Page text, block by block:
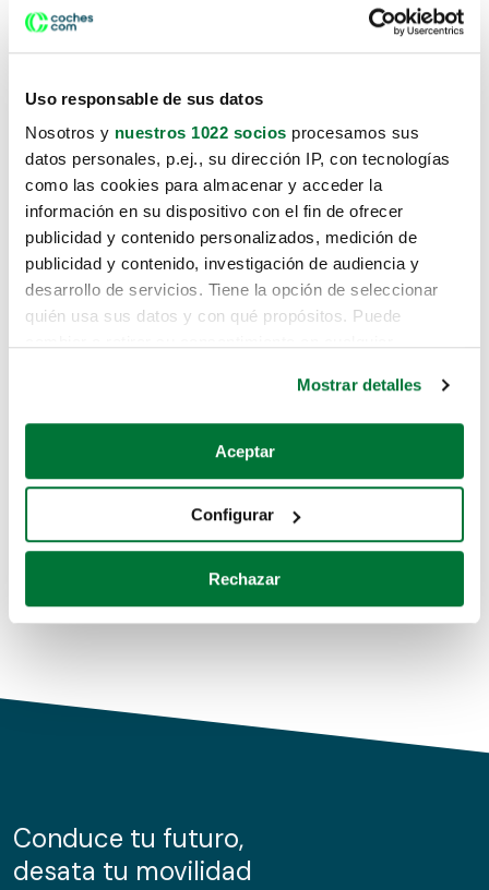
Uso responsable de sus datos
Nosotros y nuestros 1022 socios procesamos sus
datos personales, p.ej., su dirección IP, con tecnologías
como las cookies para almacenar y acceder la
información en su dispositivo con el fin de ofrecer
publicidad y contenido personalizados, medición de
publicidad y contenido, investigación de audiencia y
desarrollo de servicios. Tiene la opción de seleccionar
quién usa sus datos y con qué propósitos. Puede
Si lo permite, también quisiéramos:
Recopilar información sobre su ubicación geográfica
Identificar su dispositivo analizándolo activamente
para buscar características específicas (huellas
Obtenga más información sobre cómo se procesan sus
de cookies.
información sobre el uso que haga del sitio web con
nuestros partners de redes sociales, publicidad y análisis
Mostrar detalles
Aceptar
Configurar
Rechazar
Lo sentimos, no sabemos como
te hemos traido hasta aquí.
Pero puedes encontrar el coche que estás
buscando en alguno de estos enlaces:
Coches de segunda mano
Coches de km0
Conduce tu futuro,
desata tu movilidad